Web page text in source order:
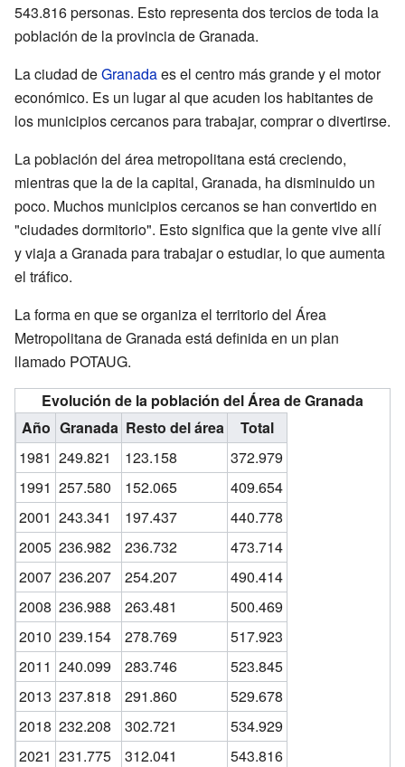
543.816 personas. Esto representa dos tercios de toda la
población de la provincia de Granada.
La ciudad deGranadaes el centro más grande y el motor
económico. Es un lugar al que acuden los habitantes de
los municipios cercanos para trabajar, comprar o divertirse.
La población del área metropolitana está creciendo,
mientras que la de la capital, Granada, ha disminuido un
poco. Muchos municipios cercanos se han convertido en
"ciudades dormitorio". Esto significa que la gente vive allí
y viaja a Granada para trabajar o estudiar, lo que aumenta
el tráfico.
La forma en que se organiza el territorio del Área
Metropolitana de Granada está definida en un plan
llamado POTAUG.
Evolución de la población del Área de Granada
Año Granada Resto del área
Total
1981 249.821 123.158
372.979
1991 257.580 152.065
409.654
2001 243.341 197.437
440.778
2005 236.982 236.732
473.714
2007 236.207 254.207
490.414
2008 236.988 263.481
500.469
2010 239.154 278.769
517.923
2011 240.099 283.746
523.845
2013 237.818 291.860
529.678
2018 232.208 302.721
534.929
2021 231.775 312.041 543.816